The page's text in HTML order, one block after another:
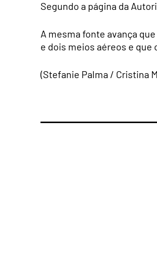
Segundo a página da
A mesma fonte avança
e dois meios aéreos e que
(Stefanie Palma / Cristina